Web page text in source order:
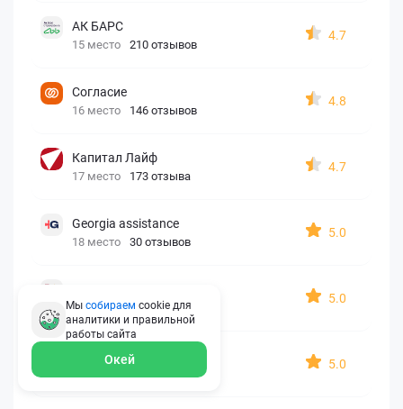
АК БАРС
15 место 210 отзывов
4.7
Согласие
16 место 146 отзывов
4.8
Капитал Лайф
17 место 173 отзыва
4.7
Georgia assistance
18 место 30 отзывов
5.0
19 место 10 отзывов
5.0
АйАйСи
5.0
Мы собираем cookie для
аналитики и правильной
работы сайта
Окей